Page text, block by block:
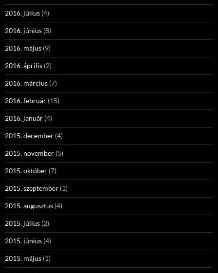
2016. július (4)
2016. június (8)
2016. május (9)
2016. április (2)
2016. március (7)
2016. február (15)
2016. január (4)
2015. december (4)
2015. november (5)
2015. október (7)
2015. szeptember (1)
2015. augusztus (4)
2015. július (2)
2015. június (4)
2015. május (1)